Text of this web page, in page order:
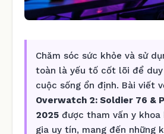
Chăm sóc sức khỏe và sử
toàn là yếu tố cốt lõi để
cuộc sống ổn định. Bài viết
Overwatch 2: Soldier 76 &
2025 được tham vấn y khoa
gia uy tín, mang đến những